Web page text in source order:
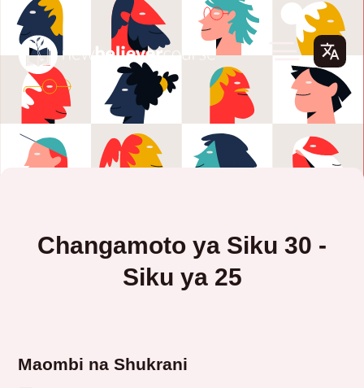
Changamoto ya Siku 30 -
Siku ya 25
Maombi na Shukrani